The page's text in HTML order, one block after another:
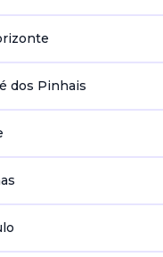
dos Pinhais